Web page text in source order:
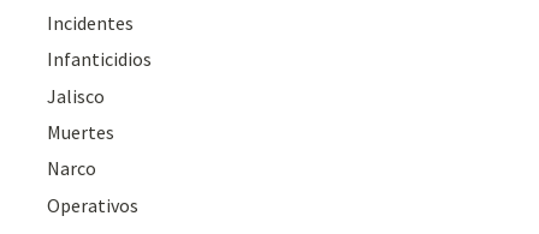
Incidentes
Infanticidios
Jalisco
Muertes
Narco
Operativos